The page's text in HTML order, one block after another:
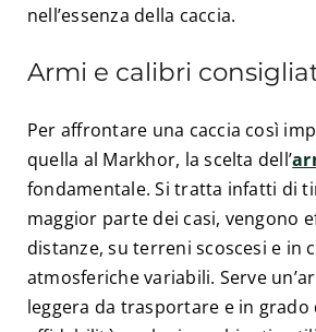
nell’essenza della caccia.
Armi e calibri
Per affrontare una caccia così
quella al Markhor, la scelta dell’
fondamentale. Si tratta infatti di
maggior parte dei casi, vengono
distanze, su terreni scoscesi e in
atmosferiche variabili. Serve
leggera da trasportare e in